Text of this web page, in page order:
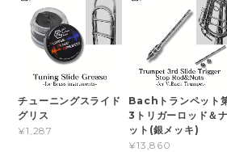
チューニングスライド
グリス
¥1,287
Bachトランペット
3トリガーロッド＆ナ
ット(銀メッキ)
¥13,860